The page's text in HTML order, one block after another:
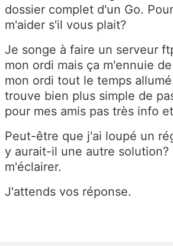
dossier complet d'un Go.
m'aider s'il vous plait?
Je songe à faire un serveur
mon ordi mais ça m'ennuie
mon ordi tout le temps
trouve bien plus simple de
pour mes amis pas très info
Peut-être que j'ai loupé un
y aurait-il une autre solution?
m'éclairer.
J'attends vos réponse.